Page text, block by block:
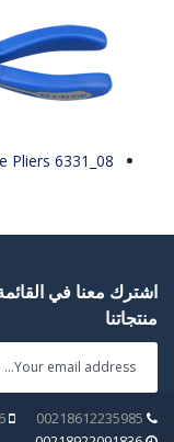
Pliers 6331_08
اشترك معنا في
منتجاتنا
00218612235985